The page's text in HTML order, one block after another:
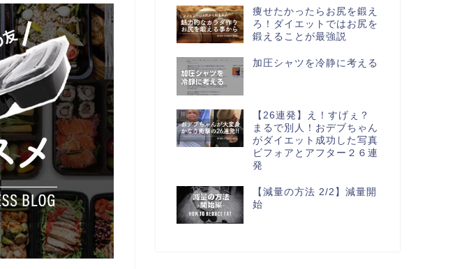
痩せたかったらお尻を鍛え
ろ！ダイエットではお尻を
鍛えることが最強説
加圧シャツを冷静に考える
【26連発】え！すげぇ？
まるで別人！おデブちゃん
がダイエット成功した写真
ビフォアとアフター２６連
発
【減量の方法 2/2】減量開
始